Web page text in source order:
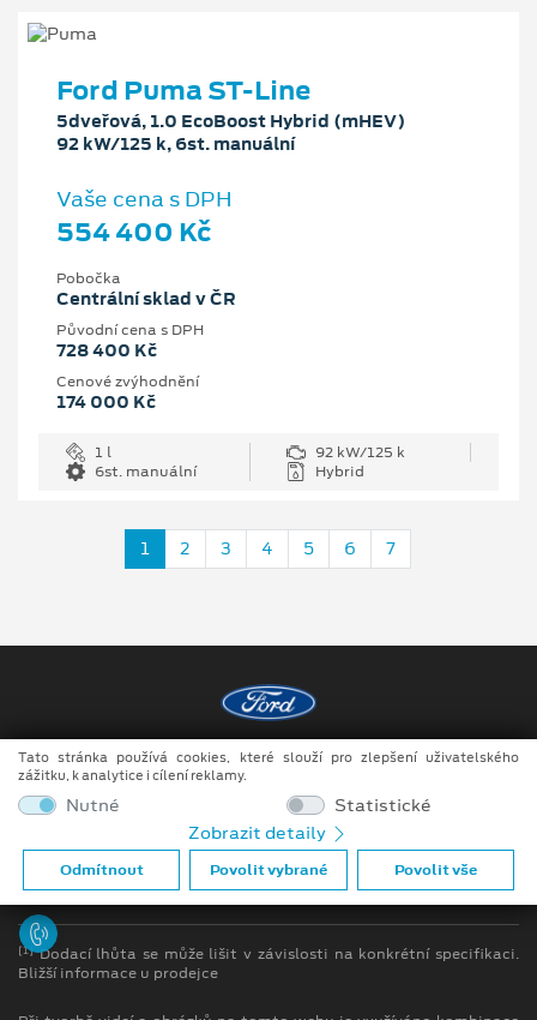
Ford Puma ST-Line
5dveřová, 1.0 EcoBoost Hybrid (mHEV)
92 kW/125 k, 6st. manuální
Vaše cena s DPH
554 400 Kč
Pobočka
Centrální sklad v ČR
Původní cena s DPH
728 400 Kč
Cenové zvýhodnění
174 000 Kč
1 l
92 kW/125 k
6st. manuální
Hybrid
1 2 3 4 5 6 7
Copyright ©2026 MotoTrade VM s.r.o.
Obchodní podmínky
Ochrana osobních údajů
Prohlášení o zpracování údajů konečných zákazníků
[1]Dodací lhůta se může lišit v závislosti na konkrétní specifikaci.
Bližší informace u prodejce
Tato stránka používá cookies, které slouží pro zlepšení uživatelského
zážitku, k analytice i cílení reklamy.
Nutné
Statistické
Zobrazit detaily
Odmítnout Povolit vybrané Povolit vše